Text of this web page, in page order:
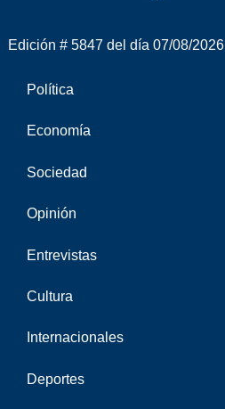
Edición # 5847 del día 07/08/2026
Política
Economía
Sociedad
Opinión
Entrevistas
Cultura
Internacionales
Deportes